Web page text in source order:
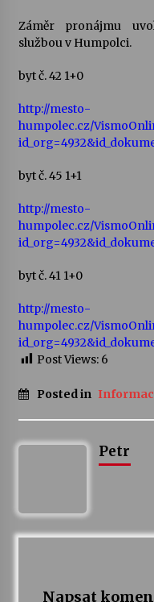
28. 7.
Letní
13. 7.
Záměr pronájmu
službou v Humpolci.
byt č. 42 1+0
http://mesto-
humpolec.cz/
byt č. 45 1+1
http://mesto-
humpolec.cz/
byt č. 41 1+0
http://mesto-
humpolec.cz/
Post Views: 6
Posted in
Petr
Napsat